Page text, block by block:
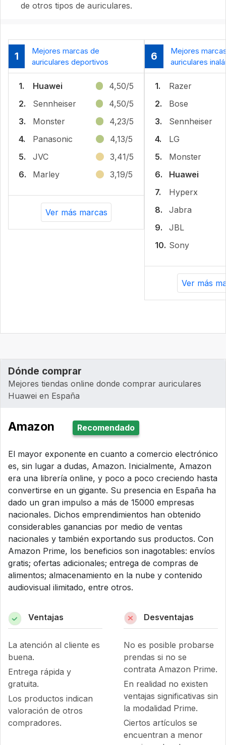
de otros tipos de auriculares.
1
Mejores marcas de
auriculares deportivos
1. Huawei
4,50/5
2.
Sennheiser
4,50/5
3.
Monster
4,23/5
4.
Panasonic
4,13/5
5.
JVC
3,41/5
6.
Marley 3,19/5
Ver más marcas
6
Mejores
auriculares
1.
Razer
2.
Bose
3.
Sennheiser
4.
LG
5.
Monster
6.
Huawei
7.
Hyperx
8.
Jabra
9.
JBL
10. Sony
Ver más
Dónde comprar
Mejores tiendas online donde comprar auriculares
Huawei en España
Amazon Recomendado
El mayor exponente en cuanto a comercio electrónico
es, sin lugar a dudas, Amazon. Inicialmente, Amazon
era una librería online, y poco a poco creciendo hasta
convertirse en un gigante. Su presencia en España ha
dado un gran impulso a más de 15000 empresas
nacionales. Dichos emprendimientos han obtenido
considerables ganancias por medio de ventas
nacionales y también exportando sus productos. Con
Amazon Prime, los beneficios son inagotables: envíos
gratis; ofertas adicionales; entrega de compras de
alimentos; almacenamiento en la nube y contenido
audiovisual ilimitado, entre otros.
Ventajas
La atención al cliente es
buena.
Entrega rápida y
gratuita.
Los productos indican
valoración de otros
compradores.
Desventajas
No es posible probarse
prendas si no se
contrata Amazon Prime.
En realidad no existen
ventajas significativas sin
la modalidad Prime.
Ciertos artículos se
encuentran a menor